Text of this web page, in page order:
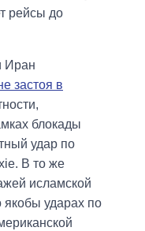
рейсы до
Иран
застоя в
блокады
удар по
В то же
исламской
ударах по